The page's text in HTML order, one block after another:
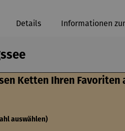
Details Informationen
Ketten Ihren Favoriten
auswählen)